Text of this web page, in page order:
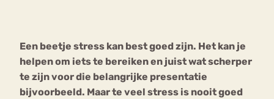
Een beetje stress kan best goed zijn. Het kan je
helpen om iets te bereiken en juist wat scherper
te zijn voor die belangrijke presentatie
bijvoorbeeld. Maar te veel stress is nooit goed
Chat
Forum
mia
Nerv
osa
Eetstoornis Anorexia Nervosa